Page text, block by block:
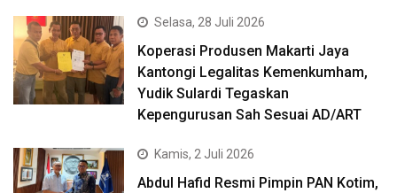
Selasa, 28 Juli 2026
Koperasi Produsen Makarti Jaya
Kantongi Legalitas Kemenkumham,
Yudik Sulardi Tegaskan
Kepengurusan Sah Sesuai AD/ART
Kamis, 2 Juli 2026
Abdul Hafid Resmi Pimpin PAN Kotim,